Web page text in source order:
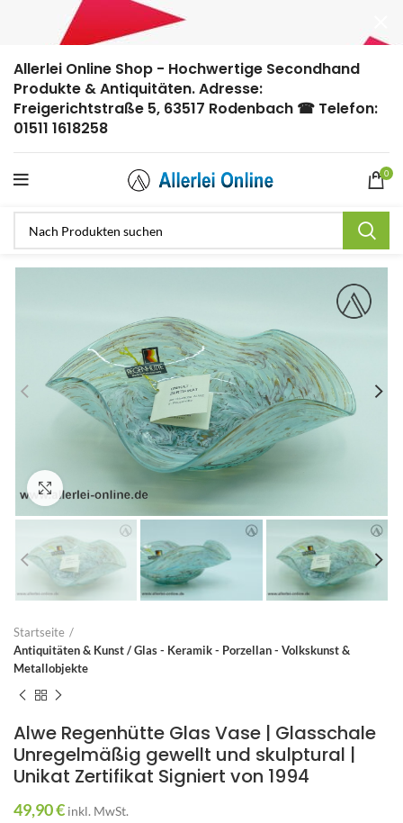
Allerlei Online Shop - Hochwertige Secondhand
Produkte & Antiquitäten. Adresse:
Freigerichtstraße 5, 63517 Rodenbach ☎ Telefon:
01511 1618258
0
Zum Vergrößern anklicken
Startseite
Antiquitäten & Kunst / Glas - Keramik - Porzellan - Volkskunst &
Metallobjekte
Alwe Regenhütte Glas Vase | Glasschale
Unregelmäßig gewellt und skulptural |
Unikat Zertifikat Signiert von 1994
49,90€ inkl. MwSt.